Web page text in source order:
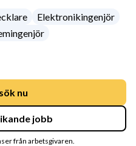
Elektronikingenjör
nu
jobb
från arbetsgivaren.